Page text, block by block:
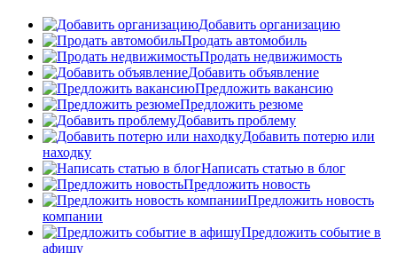
Добавить организацию
Продать автомобиль
Продать недвижимость
Добавить объявление
Предложить вакансию
Предложить резюме
Добавить проблему
Добавить потерю или
находку
Написать статью в блог
Предложить новость
Предложить новость
компании
Предложить событие в
афишу